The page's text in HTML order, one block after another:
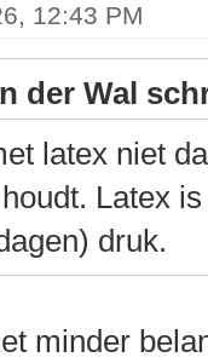
12:43 PM
der Wal
latex niet
Latex
druk.
minder